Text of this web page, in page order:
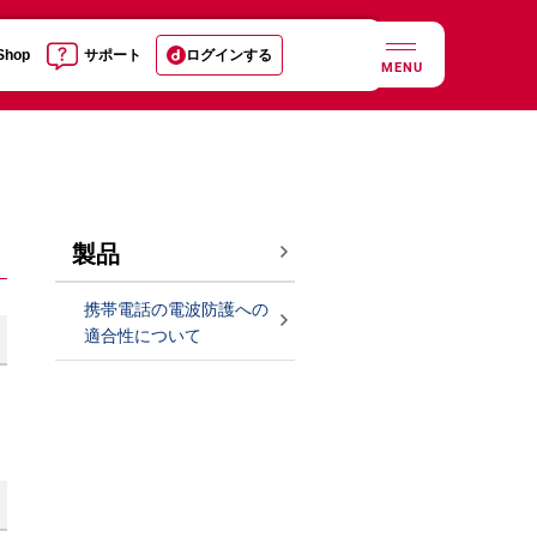
サポート ログインする
MENU
製品
携帯電話の電波防護への
適合性について